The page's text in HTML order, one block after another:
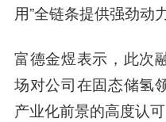
用”全链条提供强劲动力
富德金煜表示，此次
场对公司在固态储氢
产业化前景的高度认可